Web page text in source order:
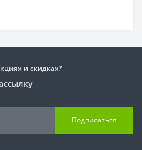
и скидках?
Подписаться